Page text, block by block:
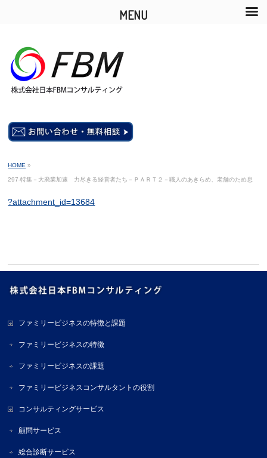
HOME »
297-特集－大廃業加速 力尽きる経営者たち－ＰＡＲＴ２－職人のあきらめ、老舗のため息
?attachment_id=13684
ファミリービジネスの特徴と課題
ファミリービジネスの特徴
ファミリービジネスの課題
ファミリービジネスコンサルタントの役割
コンサルティングサービス
顧問サービス
総合診断サービス
MENU